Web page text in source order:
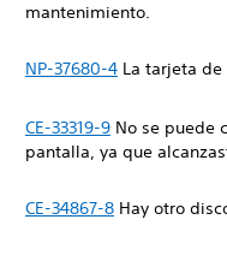
mantenimiento.
NP-37680-4 La tarjeta
CE-33319-9 No se puede
pantalla, ya que
CE-34867-8 Hay otro